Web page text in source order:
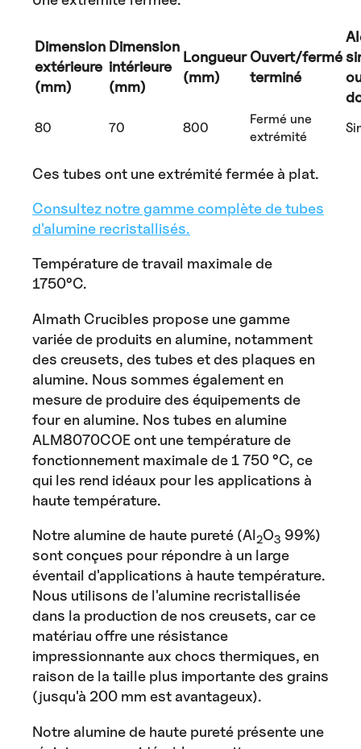
Dimension
extérieure
(mm)
Dimension
intérieure
(mm)
Longueur
(mm)
Ouvert/fermé
terminé
80 70 800
Fermé une
extrémité
Ces tubes ont une extrémité fermée à plat.
Consultez notre gamme complète de tubes
d'alumine recristallisés.
Température de travail maximale de
1750°C.
Almath Crucibles propose une gamme
variée de produits en alumine, notamment
des creusets, des tubes et des plaques en
alumine. Nous sommes également en
mesure de produire des équipements de
four en alumine. Nos tubes en alumine
ALM8070COE ont une température de
fonctionnement maximale de 1 750 °C, ce
qui les rend idéaux pour les applications à
haute température.
Notre alumine de haute pureté (Al2O3 99%)
sont conçues pour répondre à un large
éventail d'applications à haute température.
Nous utilisons de l'alumine recristallisée
dans la production de nos creusets, car ce
matériau offre une résistance
impressionnante aux chocs thermiques, en
raison de la taille plus importante des grains
(jusqu'à 200 mm est avantageux).
Notre alumine de haute pureté présente une